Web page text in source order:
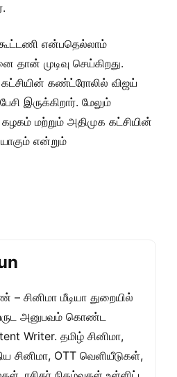
என்பதெல்லாம்
முடிவு செய்கிறது.
கண்ட்ரோலில் விஜய்
இருக்கிறார். மேலும்
மற்றும் அதிமுக கட்சியின்
என்றும்
– சினிமா மீடியா துறையில்
அனுபவம் கொண்ட
Writer. தமிழ் சினிமா,
சினிமா, OTT வெளியீடுகள்,